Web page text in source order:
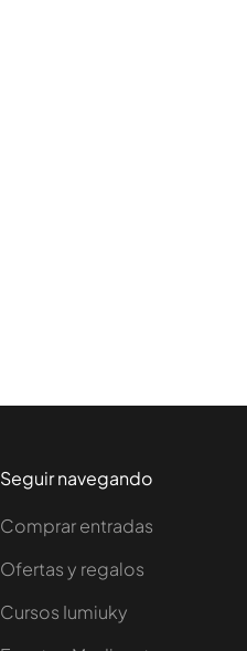
Seguir navegando
Comprar entradas
Ofertas y regalos
Cursos Iumiuky